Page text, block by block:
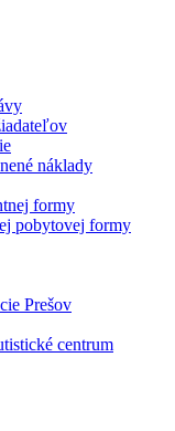
náklady
formy
pobytovej formy
Prešov
centrum